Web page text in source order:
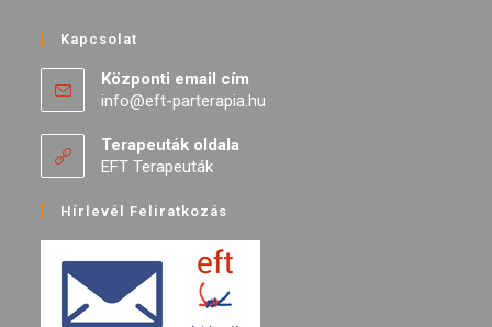
Kapcsolat
Központi email cím
info@eft-parterapia.hu
Terapeuták oldala
EFT Terapeuták
Hírlevél Feliratkozás